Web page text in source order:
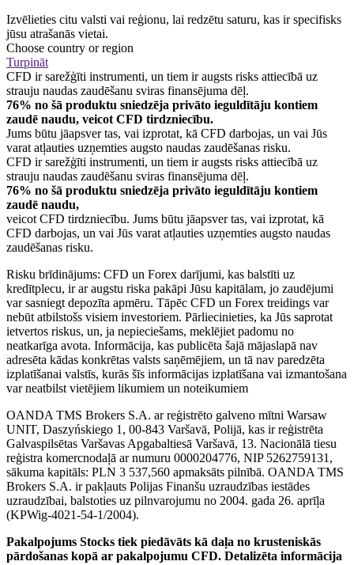
Izvēlieties citu valsti vai reģionu, lai redzētu saturu, kas ir specifisks
jūsu atrašanās vietai.
Choose country or region
Turpināt
CFD ir sarežģīti instrumenti, un tiem ir augsts risks attiecībā uz
strauju naudas zaudēšanu sviras finansējuma dēļ.
76% no šā produktu sniedzēja privāto ieguldītāju kontiem
zaudē naudu, veicot CFD tirdzniecību.
Jums būtu jāapsver tas, vai izprotat, kā CFD darbojas, un vai Jūs
varat atļauties uzņemties augsto naudas zaudēšanas risku.
CFD ir sarežģīti instrumenti, un tiem ir augsts risks attiecībā uz
strauju naudas zaudēšanu sviras finansējuma dēļ.
76% no šā produktu sniedzēja privāto ieguldītāju kontiem
zaudē naudu,
veicot CFD tirdzniecību. Jums būtu jāapsver tas, vai izprotat, kā
CFD darbojas, un vai Jūs varat atļauties uzņemties augsto naudas
zaudēšanas risku.
Risku brīdinājums: CFD un Forex darījumi, kas balstīti uz
kredītplecu, ir ar augstu riska pakāpi Jūsu kapitālam, jo zaudējumi
var sasniegt depozīta apmēru. Tāpēc CFD un Forex treidings var
nebūt atbilstošs visiem investoriem. Pārliecinieties, ka Jūs saprotat
ietvertos riskus, un, ja nepieciešams, meklējiet padomu no
neatkarīga avota. Informācija, kas publicēta šajā mājaslapā nav
adresēta kādas konkrētas valsts saņēmējiem, un tā nav paredzēta
izplatīšanai valstīs, kurās šīs informācijas izplatīšana vai izmantošana
var neatbilst vietējiem likumiem un noteikumiem
OANDA TMS Brokers S.A. ar reģistrēto galveno mītni Warsaw
UNIT, Daszyńskiego 1, 00-843 Varšavā, Polijā, kas ir reģistrēta
Galvaspilsētas Varšavas Apgabaltiesā Varšavā, 13. Nacionālā tiesu
reģistra komercnodaļā ar numuru 0000204776, NIP 5262759131,
sākuma kapitāls: PLN 3 537,560 apmaksāts pilnībā. OANDA TMS
Brokers S.A. ir pakļauts Polijas Finanšu uzraudzības iestādes
uzraudzībai, balstoties uz pilnvarojumu no 2004. gada 26. aprīļa
(KPWig-4021-54-1/2004).
Pakalpojums Stocks tiek piedāvāts kā daļa no krusteniskās
pārdošanas kopā ar pakalpojumu CFD. Detalizēta informācija